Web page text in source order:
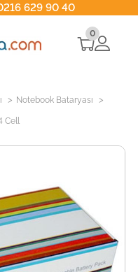
629 90 40
0
> Notebook Bataryası >
Cell